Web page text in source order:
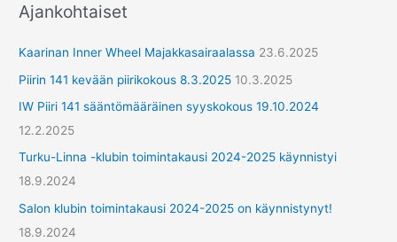
y
t
Ajankohtaiset
Kaarinan Inner Wheel Majakkasairaalassa 23.6.2025
Piirin 141 kevään piirikokous 8.3.2025 10.3.2025
IW Piiri 141 sääntömääräinen syyskokous 19.10.2024
12.2.2025
Turku-Linna -klubin toimintakausi 2024-2025 käynnistyi
18.9.2024
Salon klubin toimintakausi 2024-2025 on käynnistynyt!
18.9.2024